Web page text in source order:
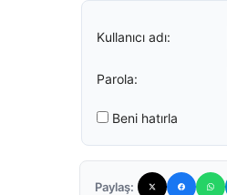
Kullanıcı adı:
Parola:
Beni hatırla
Paylaş: